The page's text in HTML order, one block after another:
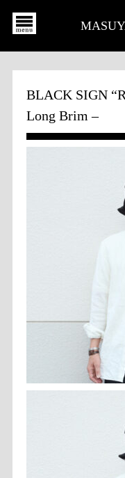
BLACK SIGN
Long Brim –